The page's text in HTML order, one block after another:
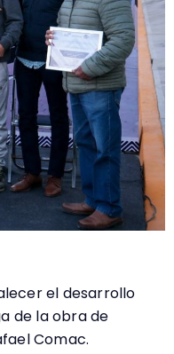
el desarrollo
de la obra de
Comac.